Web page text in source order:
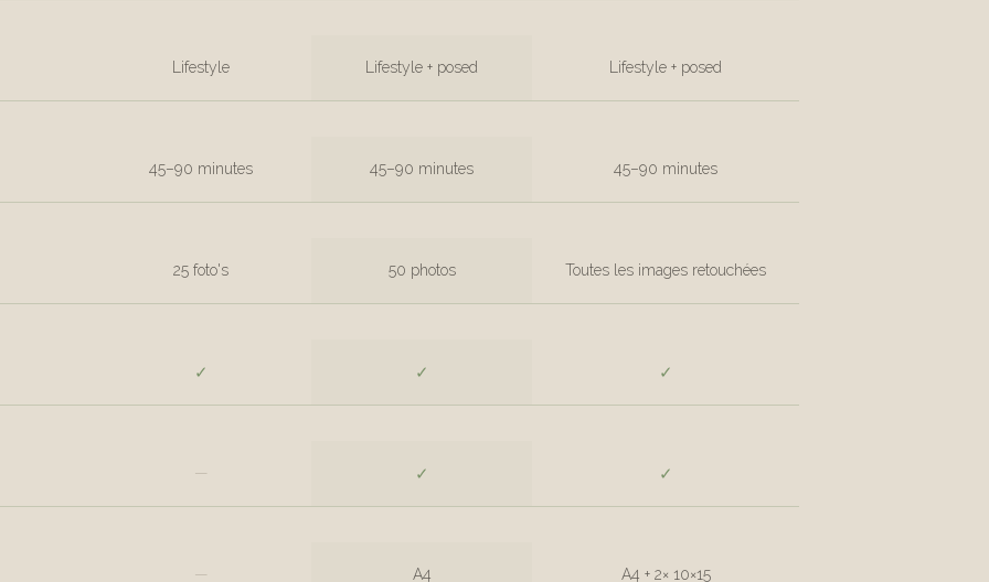
Lifestyle Lifestyle + posed Lifestyle + posed
45–90 minutes 45–90 minutes 45–90 minutes
25 foto's 50 photos Toutes les images retouchées
✓ ✓ ✓
— ✓ ✓
— A4 A4 + 2× 10×15